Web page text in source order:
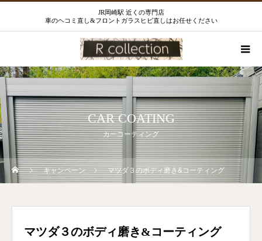
JR岡崎駅 近くの専門店
車のヘコミ直し&フロントガラスヒビ直しはお任せください
CAR COATING
カーコーティング
キャンペーン マツダ３のボディ磨き&コーティング
マツダ３のボディ磨き&コーティング